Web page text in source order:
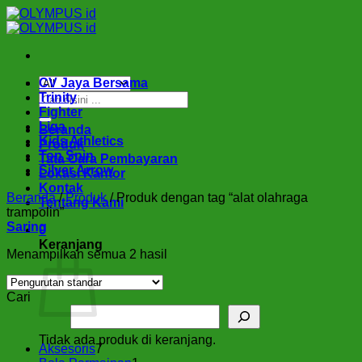
Skip
to
Pencarian
untuk:
Beranda
Produk
Tata Cara Pembayaran
Lokasi Kantor
Kontak
Tentang Kami
0
Keranjang
Tidak ada produk di keranjang.
CV Jaya Bersama
Trinity
Fighter
Liga
Kids Athletics
Top Spin
Silver Arrow
Beranda / Produk /Produk dengan tag “alat olahraga
trampolin”
Saring
Menampilkan semua 2 hasil
Cari
Aksesoris77